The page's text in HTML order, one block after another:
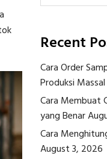
Recent
Cara Order
Produksi Massal
Cara Membuat
yang Benar
Cara
August 3, 2026